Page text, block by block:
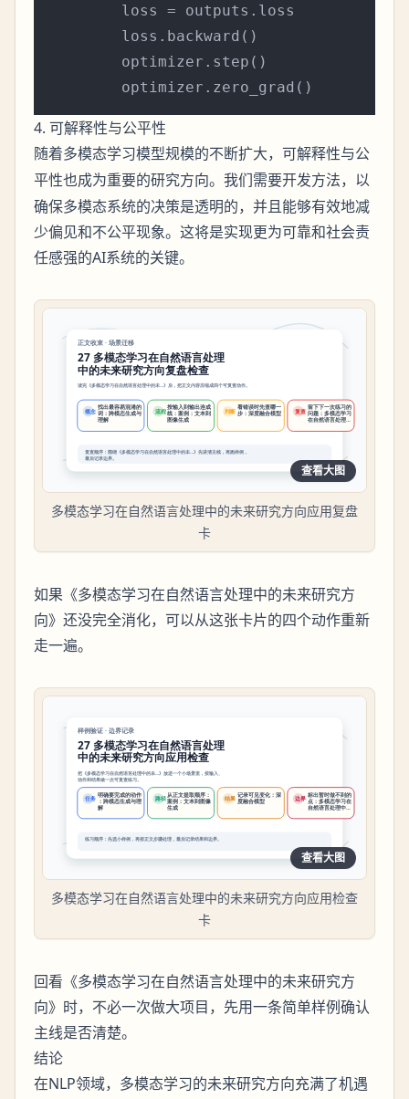
        loss = outputs.loss
        loss.backward()
        optimizer.step()
4. 可解释性与公平性
随着多模态学习模型规模的不断扩大， 可解释性与公
平性也成为重要的研究方向。我们需要开发方法，以
确保多模态系统的决策是透明的，并且能够有效地减
少偏见和不公平现象。这将是实现更为可靠和社会责
任感强的AI系统的关键。
查看大图
多模态学习在自然语言处理中的未来研究方向应用复盘
卡
如果《多模态学习在自然语言处理中的未来研究方
向》还没完全消化，可以从这张卡片的四个动作重新
走一遍。
查看大图
多模态学习在自然语言处理中的未来研究方向应用检查
卡
回看《多模态学习在自然语言处理中的未来研究方
向》时，不必一次做大项目，先用一条简单样例确认
主线是否清楚。
结论
在NLP领域，多模态学习的未来研究方向充满了机遇